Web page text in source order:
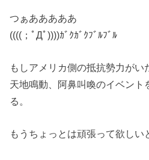
つぁあああああ
((((；ﾟДﾟ))))ｶﾞｸｶﾞｸﾌﾞﾙﾌﾞﾙ
もしアメリカ側の抵抗勢力がい
天地鳴動、阿鼻叫喚のイベント
る。
もうちょっとは頑張って欲しい